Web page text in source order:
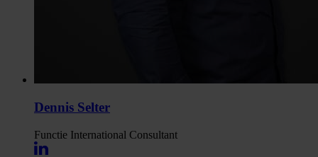
Dennis Selter
Functie International Consultant